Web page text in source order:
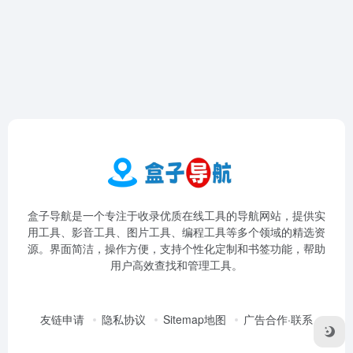
盒子导航是一个专注于收录优质在线工具的导航网站，提供实
用工具、影音工具、图片工具、编程工具等多个领域的精选资
源。界面简洁，操作方便，支持个性化定制和书签功能，帮助
用户高效查找和管理工具。
友链申请 隐私协议 Sitemap地图 广告合作·联系